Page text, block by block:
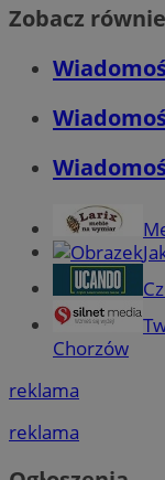
Zobacz
Chorzów
reklama
reklama